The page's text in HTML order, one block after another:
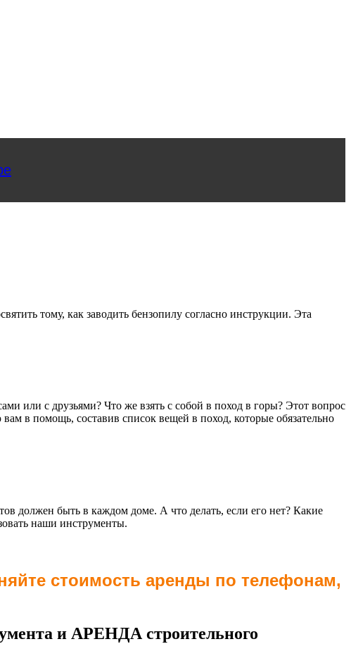
тому, как заводить бензопилу согласно инструкции. Эта
или с друзьями? Что же взять с собой в поход в горы? Этот вопрос
в помощь, составив список вещей в поход, которые обязательно
должен быть в каждом доме. А что делать, если его нет? Какие
наши инструменты.
стоимость аренды по телефонам,
и АРЕНДА строительного